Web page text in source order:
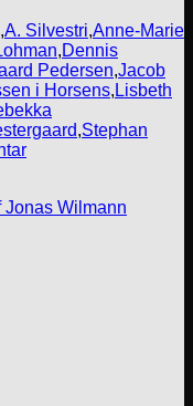
,A. Silvestri,Anne-Marie
,Dennis
Pedersen,Jacob
i Horsens, Lisbeth
,Stephan
Wilmann